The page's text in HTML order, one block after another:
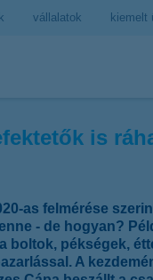
vállalatok kiemelt
is
as felmérése
- de hogyan?
boltok, pékségek,
A